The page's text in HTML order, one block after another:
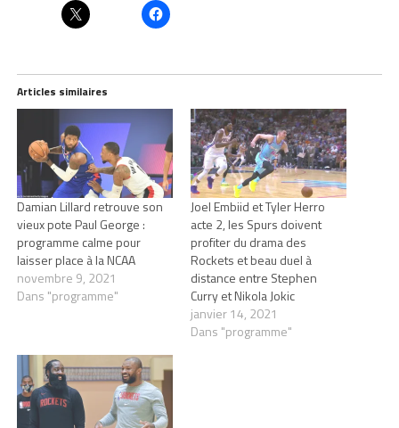
Articles similaires
Damian Lillard retrouve son
vieux pote Paul George :
programme calme pour
laisser place à la NCAA
novembre 9, 2021
Dans "programme"
Joel Embiid et Tyler Herro
acte 2, les Spurs doivent
profiter du drama des
Rockets et beau duel à
distance entre Stephen
Curry et Nikola Jokic
janvier 14, 2021
Dans "programme"